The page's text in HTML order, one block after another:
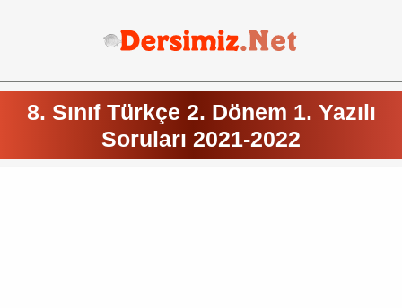
8. Sınıf Türkçe 2. Dönem 1. Yazılı
Soruları 2021-2022